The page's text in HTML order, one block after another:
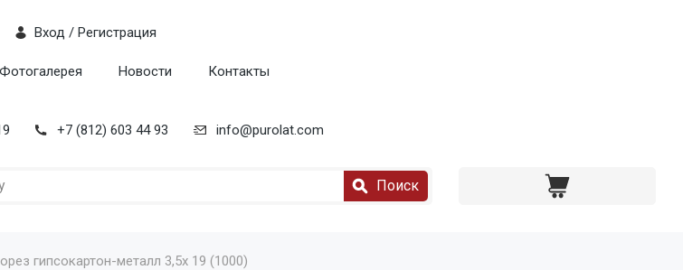
Фотогалерея Новости Контакты
Вход / Регистрация
+7 (812) 603 44 93 info@purolat.com
Поиск
гипсокартон-металл 3,5x 19 (1000)